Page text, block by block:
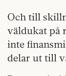
Och till
väldukat på
inte
delar ut till